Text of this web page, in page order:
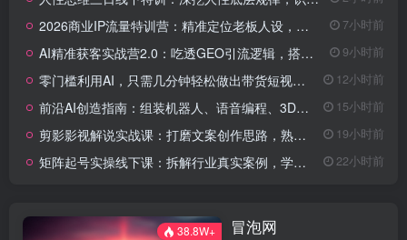
2026商业IP流量特训营：精准定位老板人设，搭建长效稳定内容体系 7小时前
AI精准获客实战营2.0：吃透GEO引流逻辑，搭建长效稳定客户获取体系 9小时前
零门槛利用AI，只需几分钟轻松做出带货短视频，一部手机批量做出精品视频，月入万元 12小时前
前沿AI创造指南：组装机器人、语音编程、3D建模打印大咖实操教学 15小时前
剪影影视解说实战课：打磨文案创作思路，熟练配音处理手法，快速上手解说制作 19小时前
矩阵起号实操线下课：拆解行业真实案例，学会团队矩阵高效运营打法 22小时前
38.8W+ 冒泡网